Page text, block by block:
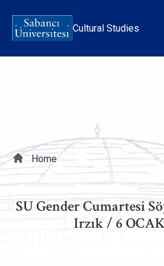
main
Cultural Studies
Breadcrumb
Home
SU Gender Cumartesi
Irzık / 6